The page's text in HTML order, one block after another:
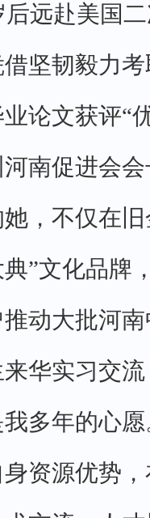
远赴美国
坚韧毅力
论文获评“
南促进会
，不仅在
”文化品牌
动大批河
华实习交
多年的心
资源优势